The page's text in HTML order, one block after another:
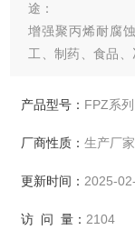
途：
增强聚丙烯耐腐
工、制药、食品
产品型号： FPZ系列
厂商性质：生产厂家
更新时间： 2025-
访 问 量： 2104